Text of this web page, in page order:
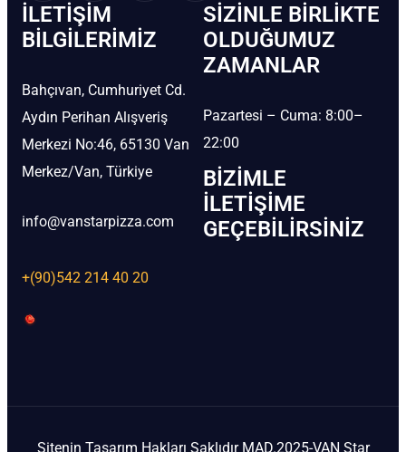
İLETIŞIM
BİLGILERIMIZ
Bahçıvan, Cumhuriyet Cd.
Aydın Perihan Alışveriş
Merkezi No:46, 65130 Van
Merkez/Van, Türkiye
info@vanstarpizza.com
+(90)542 214 40 20
SIZINLE BIRLIKTE
OLDUĞUMUZ
ZAMANLAR
Pazartesi – Cuma: 8:00–
22:00
BIZIMLE
İLETIŞIME
GEÇEBILIRSINIZ
Sitenin Tasarım Hakları Saklıdır MAD.2025-VAN Star